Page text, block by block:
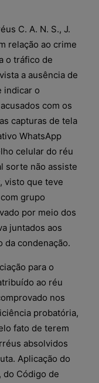
C. A. N. S., J.
relação ao crime
o tráfico de
a ausência de
indicar o
com os
capturas de tela
WhatsApp
celular do réu
sorte não assiste
visto que teve
grupo
por meio dos
juntados aos
da condenação.
para o
ao réu
nos
probatória,
fato de terem
absolvidos
Aplicação do
do Código de